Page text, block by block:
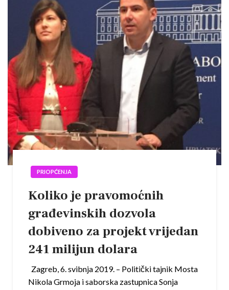
PRIOPĆENJA
Koliko je pravomoćnih
građevinskih dozvola
dobiveno za projekt vrijedan
241 milijun dolara
Zagreb, 6. svibnja 2019. – Politički tajnik Mosta
Nikola Grmoja i saborska zastupnica Sonja